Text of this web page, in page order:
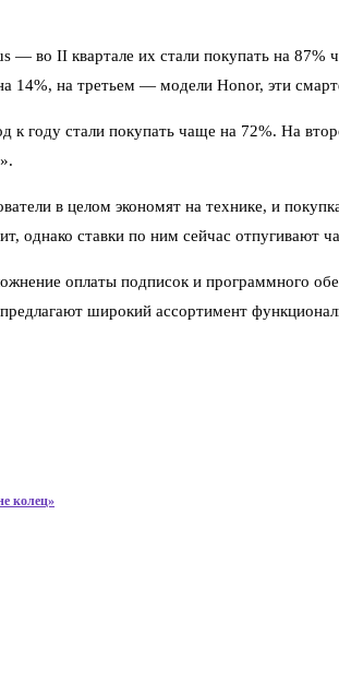
— во II квартале их стали покупать на
на третьем — модели Honor, эти
году стали покупать чаще на 72%. На
в целом экономят на технике, и
однако ставки по ним сейчас отпугивают
оплаты подписок и программного
широкий ассортимент
колец»